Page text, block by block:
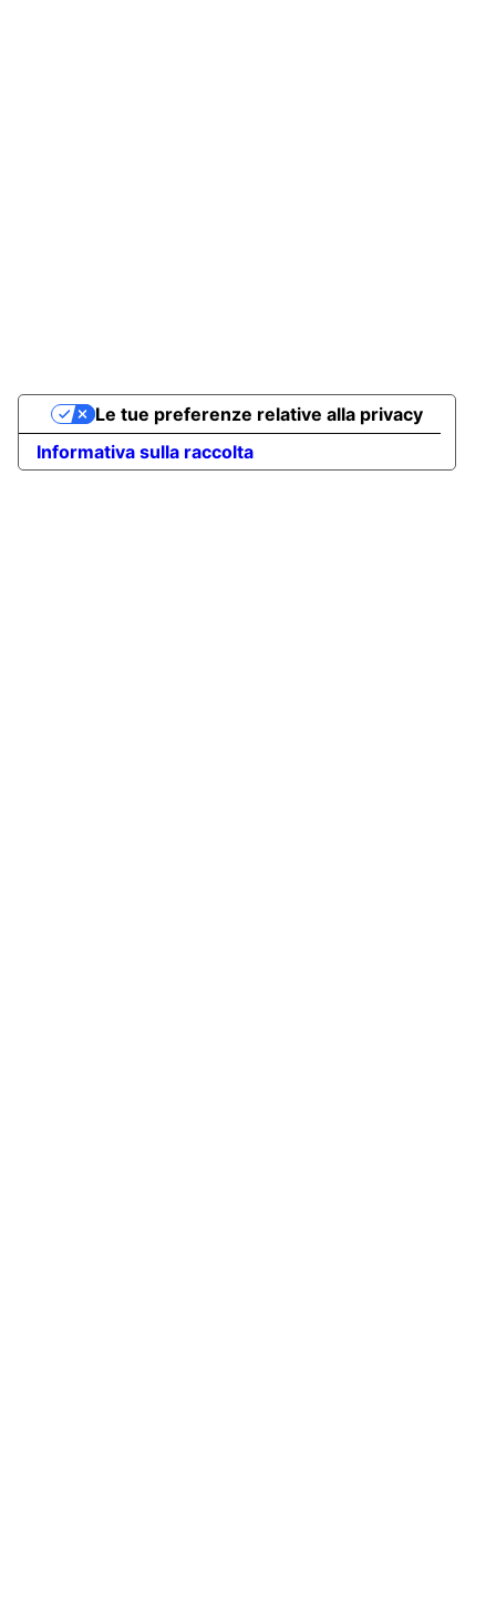
Informativa sulla raccolta
Le tue preferenze relative alla privacy